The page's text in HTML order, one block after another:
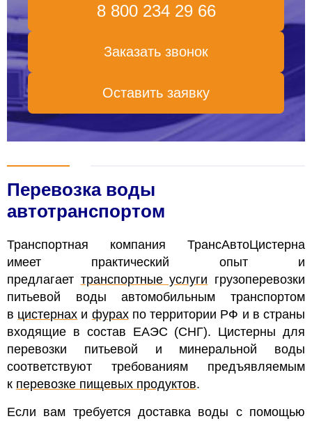
8 800 234 29 66
Заказать звонок
Оставить заявку
Перевозка воды
автотранспортом
Транспортная компания ТрансАвтоЦистерна
имеет практический опыт и
предлагает транспортные услуги грузоперевозки
питьевой воды автомобильным транспортом
в цистернах и фурахпо территории РФ и в страны
входящие в состав ЕАЭС (СНГ). Цистерны для
перевозки питьевой и минеральной воды
соответствуют требованиям предъявляемым
к перевозке пищевых продуктов.
Если вам требуется доставка воды с помощью